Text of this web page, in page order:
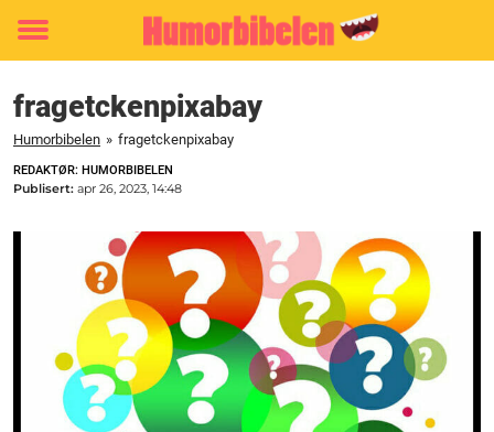
Toggle
fragetckenpixabay
Humorbibelen » fragetckenpixabay
REDAKTØR: HUMORBIBELEN
Publisert: apr 26, 2023, 14:48